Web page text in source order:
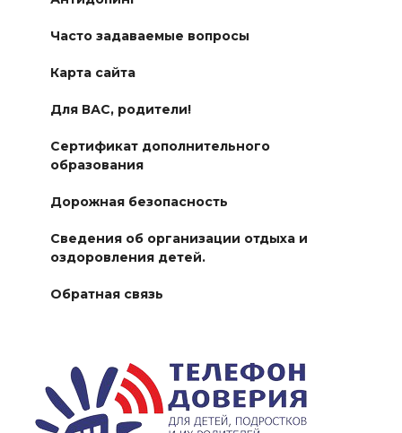
Часто задаваемые вопросы
Карта сайта
Для ВАС, родители!
Сертификат дополнительного
образования
Дорожная безопасность
Сведения об организации отдыха и
оздоровления детей.
Обратная связь